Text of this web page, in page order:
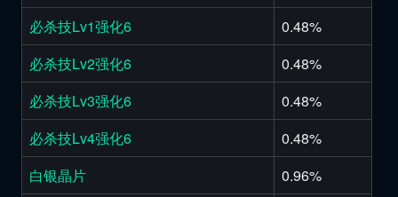
必杀技Lv1强化6
0.48%
必杀技Lv2强化6
0.48%
必杀技Lv3强化6
0.48%
必杀技Lv4强化6
0.48%
白银晶片
0.96%